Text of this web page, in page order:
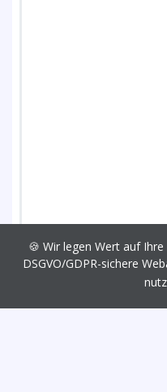
🍪 Wir legen Wert auf
DSGVO/GDPR-sichere